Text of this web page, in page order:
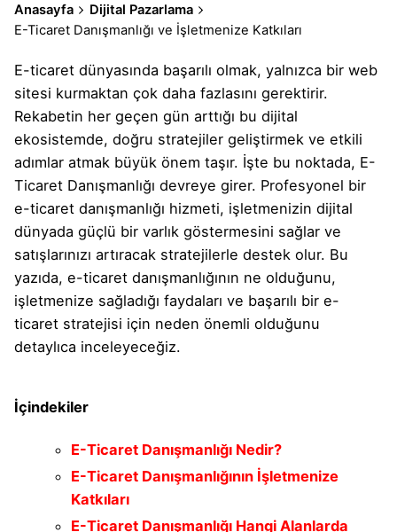
Anasayfa
Dijital Pazarlama
E-Ticaret Danışmanlığı ve İşletmenize Katkıları
E-ticaret dünyasında başarılı olmak, yalnızca bir web
sitesi kurmaktan çok daha fazlasını gerektirir.
Rekabetin her geçen gün arttığı bu dijital
ekosistemde, doğru stratejiler geliştirmek ve etkili
adımlar atmak büyük önem taşır. İşte bu noktada, E-
Ticaret Danışmanlığı devreye girer. Profesyonel bir
e-ticaret danışmanlığı hizmeti, işletmenizin dijital
dünyada güçlü bir varlık göstermesini sağlar ve
satışlarınızı artıracak stratejilerle destek olur. Bu
yazıda, e-ticaret danışmanlığının ne olduğunu,
işletmenize sağladığı faydaları ve başarılı bir e-
ticaret stratejisi için neden önemli olduğunu
detaylıca inceleyeceğiz.
İçindekiler
E-Ticaret Danışmanlığı Nedir?
E-Ticaret Danışmanlığının İşletmenize
Katkıları
E-Ticaret Danışmanlığı Hangi Alanlarda